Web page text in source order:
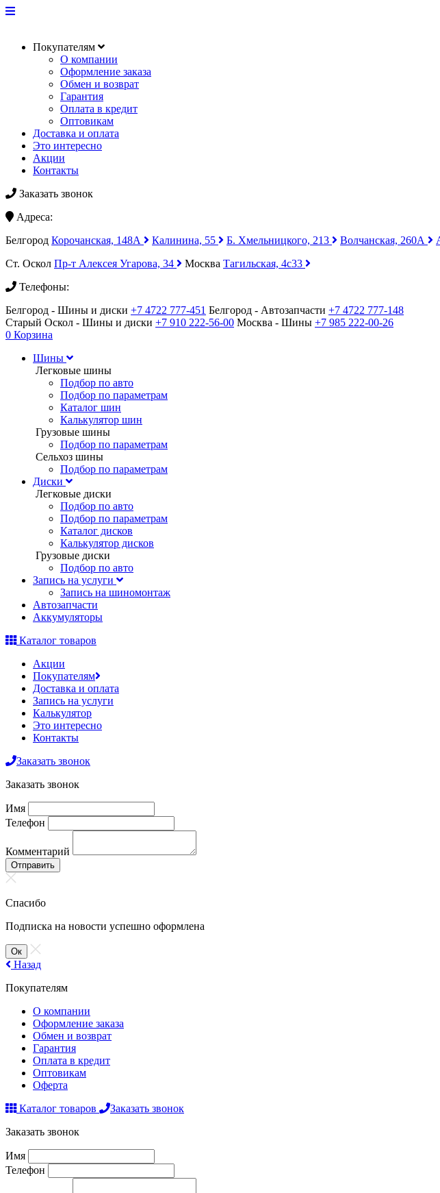
Покупателям
О компании
Оформление заказа
Обмен и возврат
Гарантия
Оплата в кредит
Оптовикам
Доставка и оплата
Это интересно
Акции
Контакты
Заказать звонок
Адреса:
Белгород Корочанская, 148А Калинина, 55 Б. Хмельницкого, 213 Волчанская, 260А
Ст. Оскол Пр-т Алексея Угарова, 34 Москва Тагильская, 4с33
Телефоны:
Белгород - Шины и диски +7 4722 777-451 Белгород - Автозапчасти +7 4722 777-148
Старый Оскол - Шины и диски +7 910 222-56-00 Москва - Шины +7 985 222-00-26
0 Корзина
Шины
Легковые шины
Подбор по авто
Подбор по параметрам
Каталог шин
Калькулятор шин
Грузовые шины
Подбор по параметрам
Сельхоз шины
Подбор по параметрам
Диски
Легковые диски
Подбор по авто
Подбор по параметрам
Каталог дисков
Калькулятор дисков
Грузовые диски
Подбор по авто
Запись на услуги
Запись на шиномонтаж
Автозапчасти
Аккумуляторы
Каталог товаров
Акции
Покупателям
Доставка и оплата
Запись на услуги
Калькулятор
Это интересно
Контакты
Заказать звонок
Заказать звонок
Имя
Телефон
Комментарий
Отправить
Спасибо
Подписка на новости успешно оформлена
Ок
Назад
Покупателям
О компании
Оформление заказа
Обмен и возврат
Гарантия
Оплата в кредит
Оптовикам
Оферта
Каталог товаров
Заказать звонок
Заказать звонок
Имя
Телефон